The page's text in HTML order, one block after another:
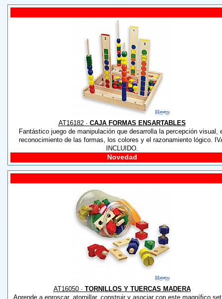
AT16182 · CAJA FORMAS ENSARTABLES
Fantástico juego de manipulación que desarrolla la percepción visual,
reconocimiento de las formas, los colores y el razonamiento lógico.
INCLUIDO.
Novedad
AT16050 · TORNILLOS Y TUERCAS MADERA
Aprende a enroscar, atornillar, construir y asociar con este magnífico